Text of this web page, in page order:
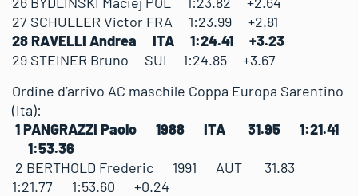
27 SCHULLER Victor FRA 1:23.99 +2.81
28 RAVELLI Andrea ITA 1:24.41 +3.23
29 STEINER Bruno SUI 1:24.85 +3.67
Ordine d’arrivo AC maschile Coppa Europa Sarentino
(Ita):
1 PANGRAZZI Paolo 1988 ITA 31.95 1:21.41
1:53.36
2 BERTHOLD Frederic 1991 AUT 31.83
1:21.77 1:53.60 +0.24